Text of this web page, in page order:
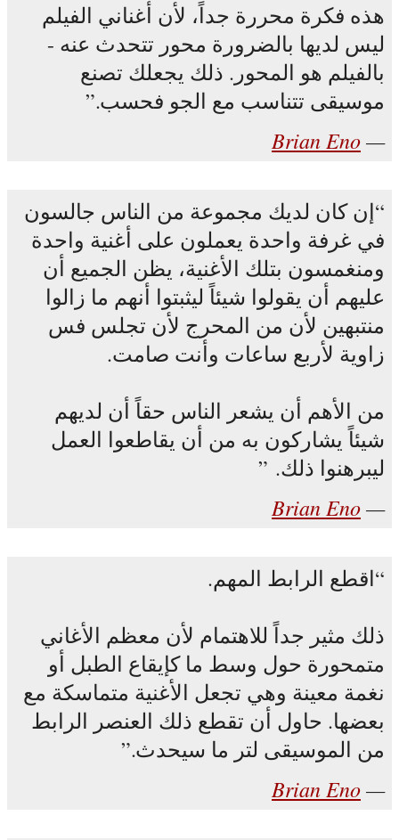
هذه فكرة محررة جداً، لأن أغناني الفيلم
ليس لديها بالضرورة محور تتحدث عنه -
بالفيلم هو المحور. ذلك يجعلك تصنع
موسيقى تتناسب مع الجو فحسب.
Brian Eno
إن كان لديك مجموعة من الناس جالسون
في غرفة واحدة يعملون على أغنية واحدة
ومنغمسون بتلك الأغنية، يظن الجميع أن
عليهم أن يقولوا شيئاً ليثبتوا أنهم ما زالوا
منتبهين لأن من المحرج لأن تجلس فس
زاوية لأربع ساعات وأنت صامت.
من الأهم أن يشعر الناس حقاً أن لديهم
شيئاً يشاركون به من أن يقاطعوا العمل
ليبرهنوا ذلك.
Brian Eno
اقطع الرابط المهم.
ذلك مثير جداً للاهتمام لأن معظم الأغاني
متمحورة حول وسط ما كإيقاع الطبل أو
نغمة معينة وهي تجعل الأغنية متماسكة مع
بعضها. حاول أن تقطع ذلك العنصر الرابط
من الموسيقى لتر ما سيحدث.
Brian Eno